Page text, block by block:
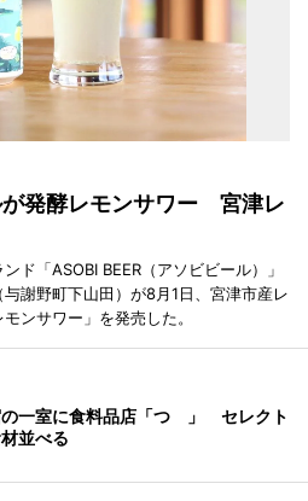
発酵レモンサワー 宮津レ
ド「ASOBI BEER（アソビビール）」
謝野町下山田）が8月1日、宮津市産レ
ンサワー」を発売した。
一室に食料品店「つゝ」 セレクト
並べる